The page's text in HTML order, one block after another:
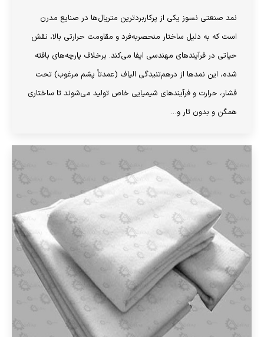
نمد صنعتی نسوز یکی از پرکاربردترین متریال‌ها در صنایع مدرن
است که به دلیل ساختار منحصر‌به‌فرد و مقاومت حرارتی بالا، نقش
حیاتی در فرآیندهای مهندسی ایفا می‌کند. برخلاف پارچه‌های بافته
شده، این نمدها از درهم‌تنیدگی الیاف (عمدتاً پشم مرغوب) تحت
فشار، حرارت و فرآیندهای شیمیایی خاص تولید می‌شوند تا ساختاری
همگن و بدون تار و…